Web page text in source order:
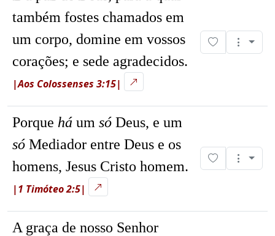
também fostes chamados em
um corpo, domine em vossos
corações; e sede agradecidos.
|Aos Colossenses 3:15|
Porque há um só Deus, e um
só Mediador entre Deus e os
homens, Jesus Cristo homem.
|1 Timóteo 2:5|
A graça de nosso Senhor